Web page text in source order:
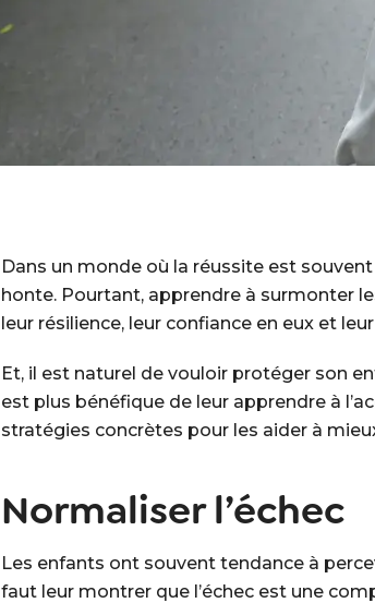
Dans un monde où la réussite est
honte. Pourtant, apprendre à surmonter
leur résilience, leur confiance en eux et
Et, il est naturel de vouloir protéger son
est plus bénéfique de leur apprendre à
stratégies concrètes pour les aider à
Normaliser l’échec
Les enfants ont souvent tendance à
faut leur montrer que l’échec est une